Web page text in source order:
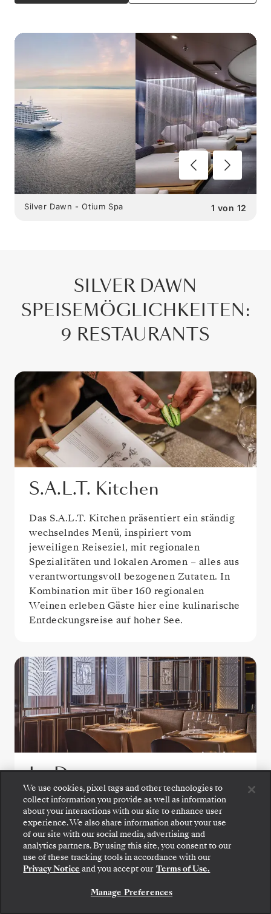
1 von 12
Silver Dawn - Otium Spa
SILVER DAWN
SPEISEMÖGLICHKEITEN:
9 RESTAURANTS
S.A.L.T. Kitchen
Das S.A.L.T. Kitchen präsentiert ein ständig
wechselndes Menü, inspiriert vom
jeweiligen Reiseziel, mit regionalen
Spezialitäten und lokalen Aromen – alles aus
verantwortungsvoll bezogenen Zutaten. In
Kombination mit über 160 regionalen
Weinen erleben Gäste hier eine kulinarische
Entdeckungsreise auf hoher See.
La Dame
Erleben Sie die Höhepunkte der
französischen Spitzenküche im La Dame, wo
exklusive Degustationsmenüs durch
meisterhafte Technik, saisonale Zutaten und
moderne Finesse präsentiert werden.
Gehen Sie an Bord: Wählen Sie Ihre Suite und
prüfen Sie die Preise und Inklusivleistungen, bevor
Sie Ihre Silversea-Reise sicher bestätigen.
BUCHEN SIE IHRE SUITE
We use cookies, pixel tags and other technologies to
collect information you provide as well as information
about your interactions with our site to enhance user
experience. We also share information about your use
of our site with our social media, advertising and
analytics partners. By using this site, you consent to our
use of these tracking tools in accordance with our
Privacy Notice and you accept our Terms of Use.
Manage Preferences